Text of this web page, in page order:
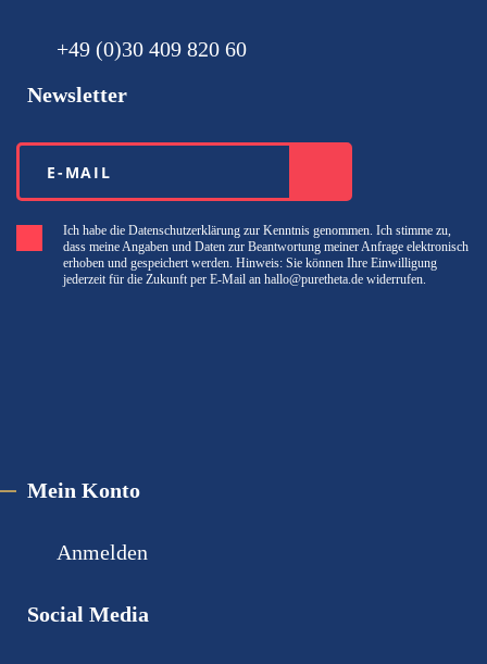
+49 (0)30 ‪409 820 60‬
Newsletter
Ich habe die Datenschutzerklärung zur Kenntnis genommen. Ich stimme zu,
dass meine Angaben und Daten zur Beantwortung meiner Anfrage elektronisch
erhoben und gespeichert werden. Hinweis: Sie können Ihre Einwilligung
jederzeit für die Zukunft per E-Mail an hallo@puretheta.de widerrufen.
Mein Konto
Anmelden
Social Media